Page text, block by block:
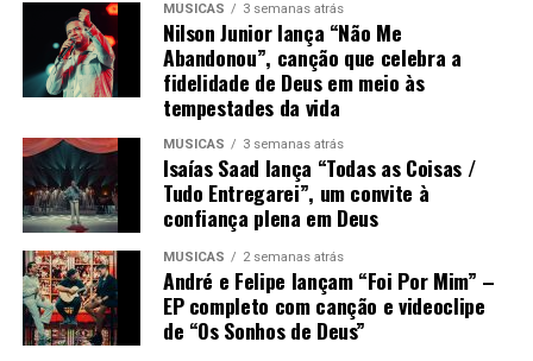
MÚSICAS 3 semanas atrás
Nilson Junior lança “Não Me
Abandonou”, canção que celebra a
fidelidade de Deus em meio às
tempestades da vida
MÚSICAS 3 semanas atrás
Isaías Saad lança “Todas as Coisas /
Tudo Entregarei”, um convite à
confiança plena em Deus
MÚSICAS 2 semanas atrás
André e Felipe lançam “Foi Por Mim” –
EP completo com canção e videoclipe
de “Os Sonhos de Deus”